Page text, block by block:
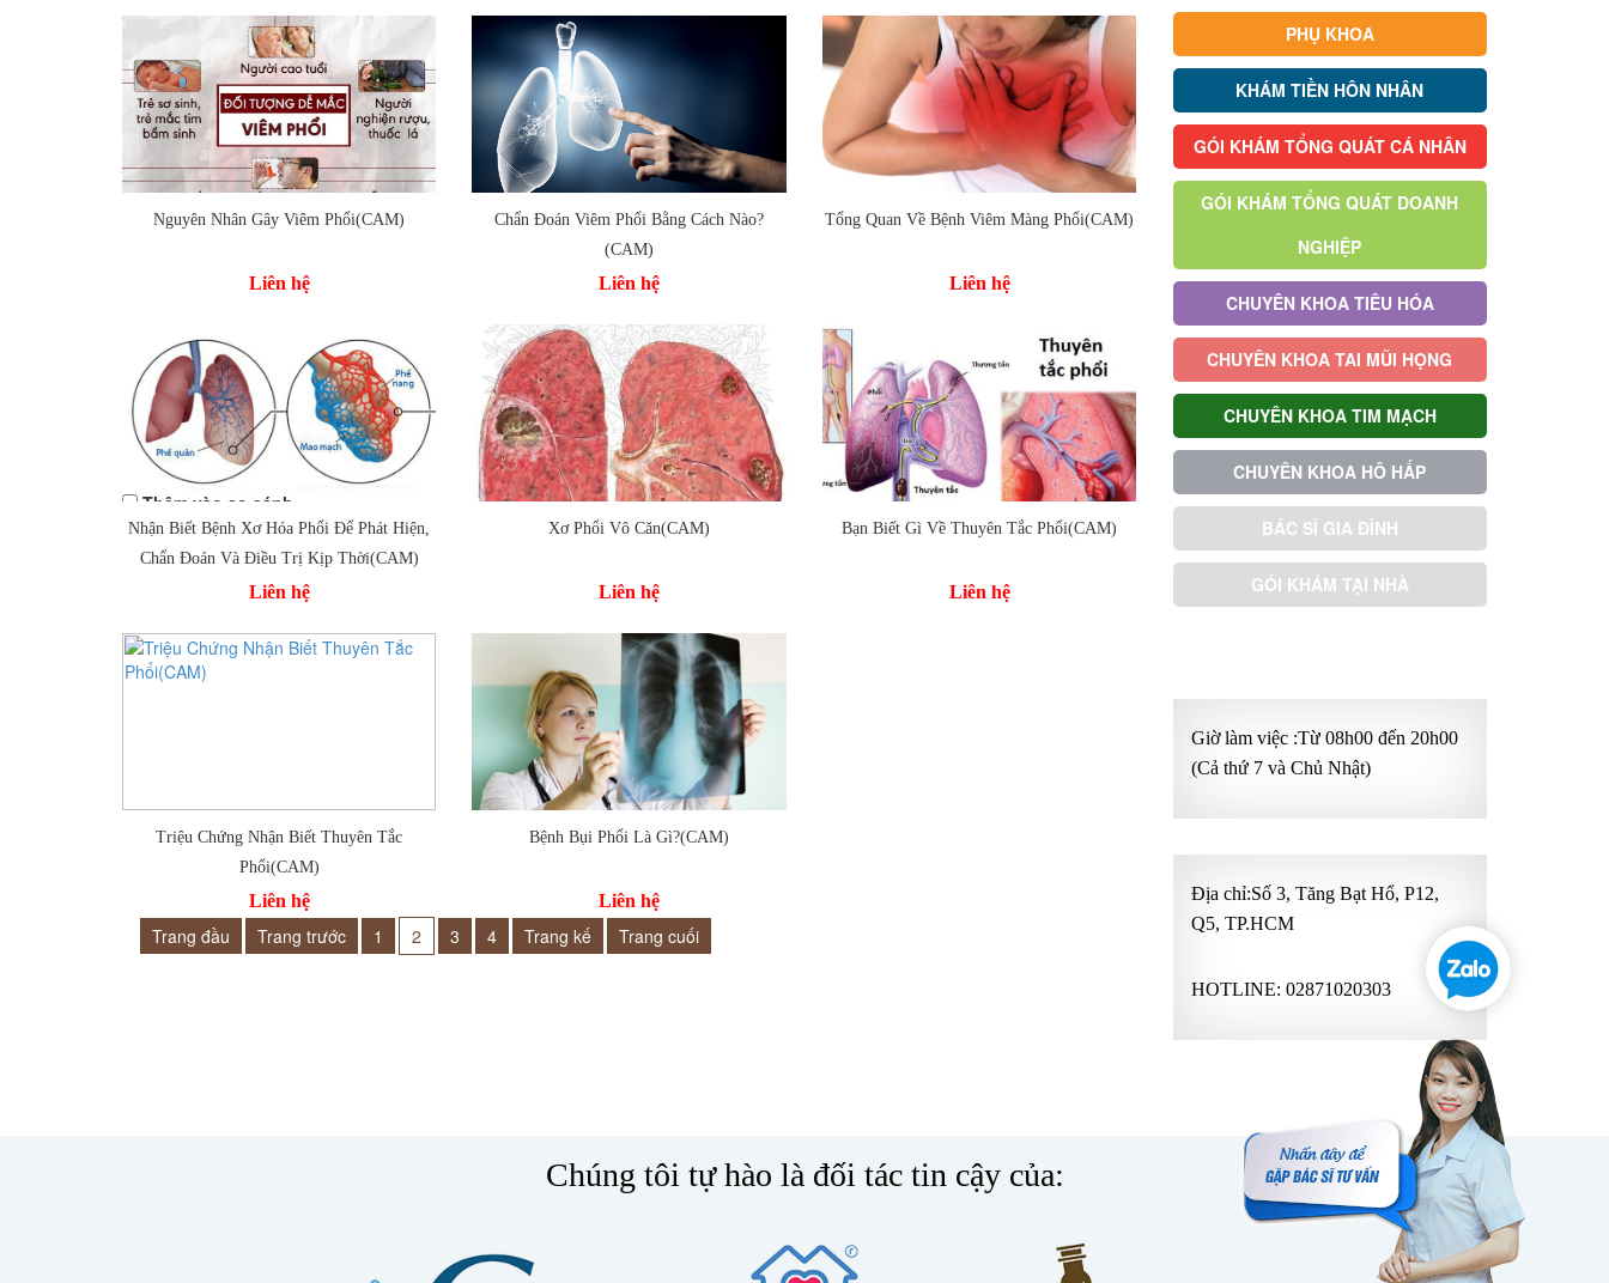
Nguyên Nhân Gây Viêm Phổi(CAM)
Liên hệ
Thêm vào so sánh
Chẩn Đoán Viêm Phổi Bằng Cách Nào?
(CAM)
Liên hệ
Tổng Quan Về Bệnh Viêm Màng Phổi(CAM)
Liên hệ
Thêm vào so sánh
Nhận Biết Bệnh Xơ Hóa Phổi Để Phát Hiện,
Chẩn Đoán Và Điều Trị Kịp Thời(CAM)
Liên hệ
Xơ Phổi Vô Căn(CAM)
Liên hệ
Thêm vào so sánh
Bạn Biết Gì Về Thuyên Tắc Phổi(CAM)
Liên hệ
Triệu Chứng Nhận Biết Thuyên Tắc
Phổi(CAM)
Liên hệ
Thêm vào so sánh
Bệnh Bụi Phổi Là Gì?(CAM)
Liên hệ
Trang đầu Trang trước 1 2 3 4 Trang kế Trang cuối
PHỤ KHOA
KHÁM TIỀN HÔN NHÂN
GÓI KHÁM TỔNG QUÁT CÁ NHÂN
GÓI KHÁM TỔNG QUÁT DOANH
NGHIỆP
CHUYÊN KHOA TIÊU HÓA
CHUYÊN KHOA TAI MŨI HỌNG
CHUYÊN KHOA TIM MẠCH
CHUYÊN KHOA HÔ HẤP
BÁC SĨ GIA ĐÌNH
GÓI KHÁM TẠI NHÀ
Giờ làm việc :Từ 08h00 đến 20h00
(Cả thứ 7 và Chủ Nhật)
Địa chỉ:Số 3, Tăng Bạt Hổ, P12,
Q5, TP.HCM
HOTLINE: 02871020303
Chúng tôi tự hào là đối tác tin cậy của: